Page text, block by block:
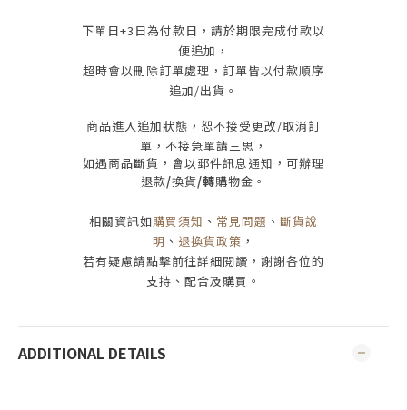
下單日+3 日為付款日，請於期限完成付款以
便追加，
超時會以刪除訂單處理，訂單皆以付款順序
追加/出貨 。
商品進入追加狀態，恕不接受更改/取消訂
單， 不接急單請三思 ，
如遇商品斷貨，會以郵件訊息通知，可辦理
退款/換貨/轉購物金。
相關資訊如購買須知 、 常見問題 、 斷貨說
明 、 退換貨政策 ，
若有疑慮請點擊前往詳細閱讀，謝謝各位的
支持、配合及購買 。
ADDITIONAL DETAILS